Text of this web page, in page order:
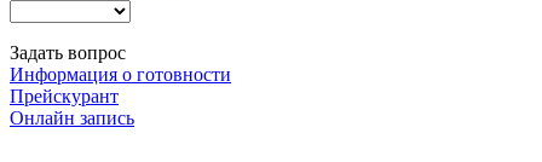
Задать вопрос
Информация о готовности
Прейскурант
Онлайн запись